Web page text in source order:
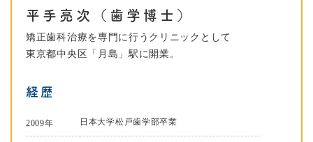
平手亮次（歯学博士）
矯正歯科治療を専門に行うクリニックとして
東京都中央区「月島」駅に開業。
経歴
2009年 日本大学松戸歯学部卒業